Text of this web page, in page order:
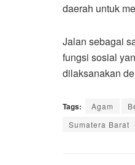
daerah untuk
Jalan sebagai
fungsi sosial
dilaksanakan
Tags: Agam
Sumatera Barat